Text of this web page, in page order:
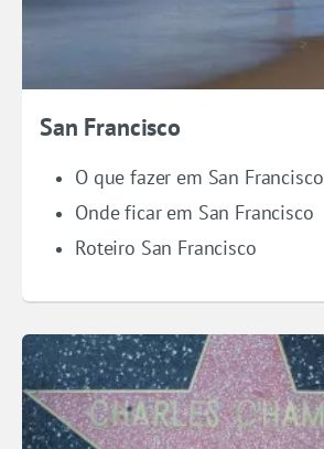
San Francisco
O que fazer em San Francisco
Onde ficar em San Francisco
Roteiro San Francisco